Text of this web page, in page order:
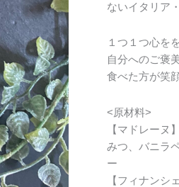
ないイタリア
１つ１つ心を
自分へのご褒
食べた方が笑
<原材料>
【マドレーヌ
みつ、バニラ
ー
【フィナンシ